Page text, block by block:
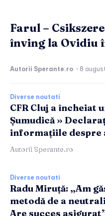
Farul –
înving la Ovidiu
Autorii Sperante.ro - 8
Diverse noutati
CFR Cluj a încheiat
Șumudică »
informațiile despre
Autorii Sperante.ro
Diverse noutati
Radu Miruță: „Am
metodă de a
Are succes